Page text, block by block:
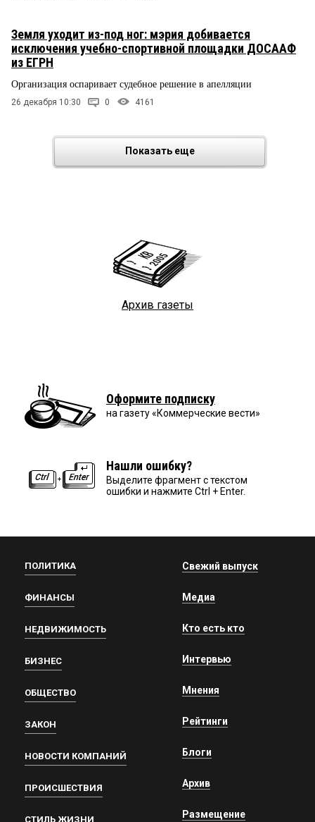
Земля уходит из-под ног: мэрия добивается
исключения учебно-спортивной площадки ДОСААФ
из ЕГРН
Организация оспаривает судебное решение в апелляции
26 декабря 10:30 0 4161
Показать еще
Архив газеты
Оформите подписку
на газету «Коммерческие вести»
Нашли ошибку?
Выделите фрагмент с текстом
ошибки и нажмите Ctrl + Enter.
ПОЛИТИКА
ФИНАНСЫ
НЕДВИЖИМОСТЬ
БИЗНЕС
ОБЩЕСТВО
ЗАКОН
НОВОСТИ КОМПАНИЙ
ПРОИСШЕСТВИЯ
СТИЛЬ ЖИЗНИ
Свежий выпуск
Медиа
Кто есть кто
Интервью
Мнения
Рейтинги
Блоги
Архив
Размещение